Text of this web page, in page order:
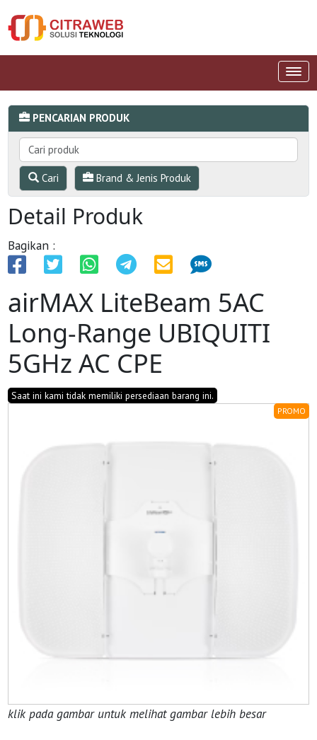
PENCARIAN PRODUK
Cari Brand & Jenis Produk
Detail Produk
Bagikan :
airMAX LiteBeam 5AC
Long-Range UBIQUITI
5GHz AC CPE
Saat ini kami tidak memiliki persediaan barang ini.
PROMO
klik pada gambar untuk melihat gambar lebih besar